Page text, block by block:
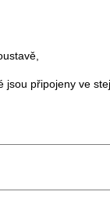
jsou připojeny ve